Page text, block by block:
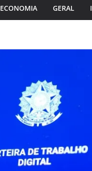
ECONOMIA GERAL